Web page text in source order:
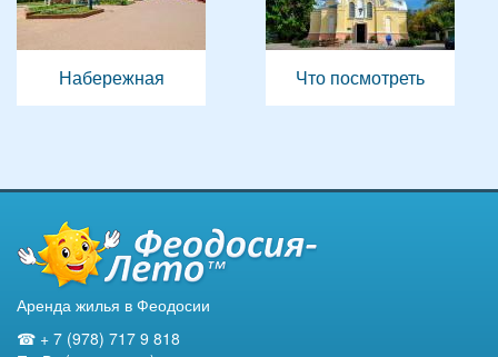
Набережная Что посмотреть
Аренда жилья в Феодосии
☎ + 7 (978) 717 9 818